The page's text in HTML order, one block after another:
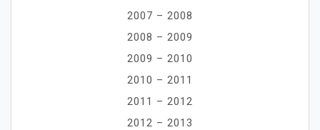
2007 – 2008
2008 – 2009
2009 – 2010
2010 – 2011
2011 – 2012
2012 – 2013